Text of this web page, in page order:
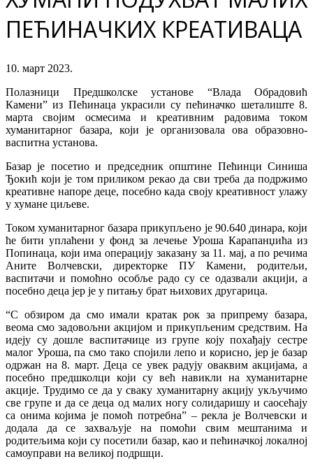
ПЕЋИНАЧКИХ КРЕАТИВАЦА
10. март 2023.
Полазници Предшколске установе “Влада Обрадовић
Камени” из Пећинаца украсили су пећиначко шеталиште 8.
марта својим осмесима и креативним радовима током
хуманитарног базара, који је организовала ова образовно-
васпитна установа.
Базар је посетио и председник општине Пећинци Синиша
Ђокић који је том приликом рекао да сви треба да подржимо
креативне напоре деце, посебно када своју креативност улажу
у хумане циљеве.
Током хуманитарног базара прикупљено је 90.640 динара, који
ће бити уплаћени у фонд за лечење Уроша Карапанџића из
Попинаца, који има операцију заказану за 11. мај, а по речима
Аните Волчевски, директорке ПУ Камени, родитељи,
васпитачи и помоћно особље радо су се одазвали акцији, а
посебно деца јер је у питању брат њихових другарица.
“С обзиром да смо имали кратак рок за припрему базара,
веома смо задовољни акцијом и прикупљеним средствим. На
идеју су дошле васпитачице из групе коју похађају сестре
малог Уроша, па смо тако спојили лепо и корисно, јер је базар
одржан на 8. март. Деца се увек радују оваквим акцијама, а
посебно предшколци који су већ навикли на хуманитарне
акције. Трудимо се да у сваку хуманитарну акцију укључимо
све групе и да се деца од малих ногу солидаришу и саосећају
са онима којима је помоћ потребна” – рекла је Волчевски и
додала да се захваљује на помоћи свим мештанима и
родитељима који су посетили базар, као и пећиначкој локалној
самоуправи на великој подршци.